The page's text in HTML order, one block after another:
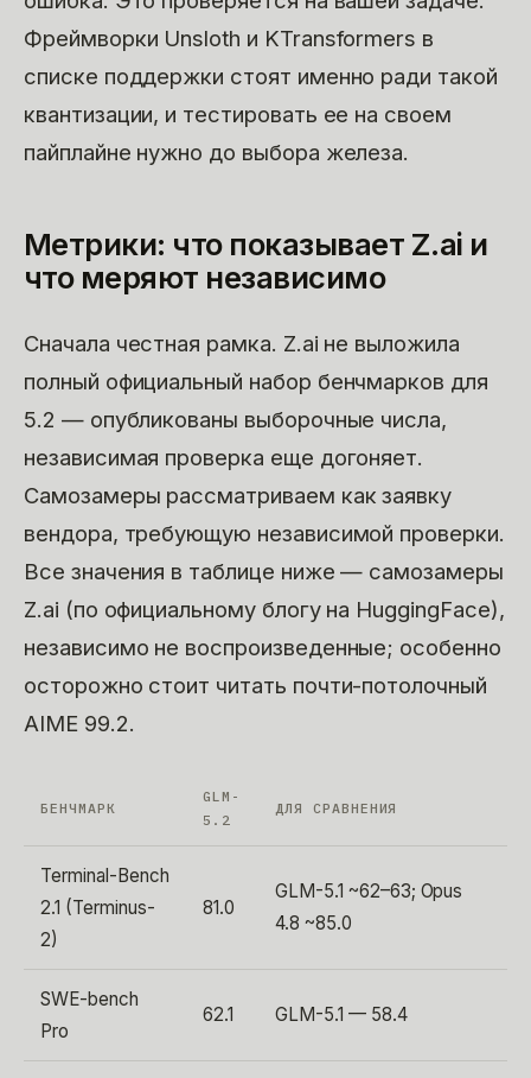
Фреймворки Unsloth и KTransformers в
списке поддержки стоят именно ради такой
квантизации, и тестировать ее на своем
пайплайне нужно до выбора железа.
Метрики: что показывает Z.ai и
что меряют независимо
Сначала честная рамка. Z.ai не выложила
полный официальный набор бенчмарков для
5.2 — опубликованы выборочные числа,
независимая проверка еще догоняет.
Самозамеры рассматриваем как заявку
вендора, требующую независимой проверки.
Все значения в таблице ниже — самозамеры
Z.ai (по официальному блогу на HuggingFace),
независимо не воспроизведенные; особенно
осторожно стоит читать почти-потолочный
AIME 99.2.
БЕНЧМАРК
GLM-
5.2
ДЛЯ СРАВНЕНИЯ
Terminal-Bench
2.1 (Terminus-
2)
81.0
GLM-5.1 ~62–63; Opus
4.8 ~85.0
SWE-bench
Pro
62.1 GLM-5.1 — 58.4